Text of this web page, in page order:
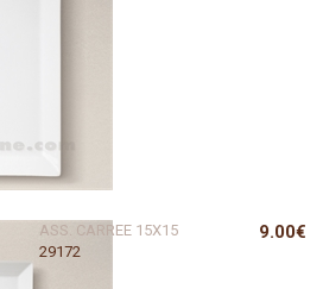
ASS. CARREE 15X15
29172
9.00€